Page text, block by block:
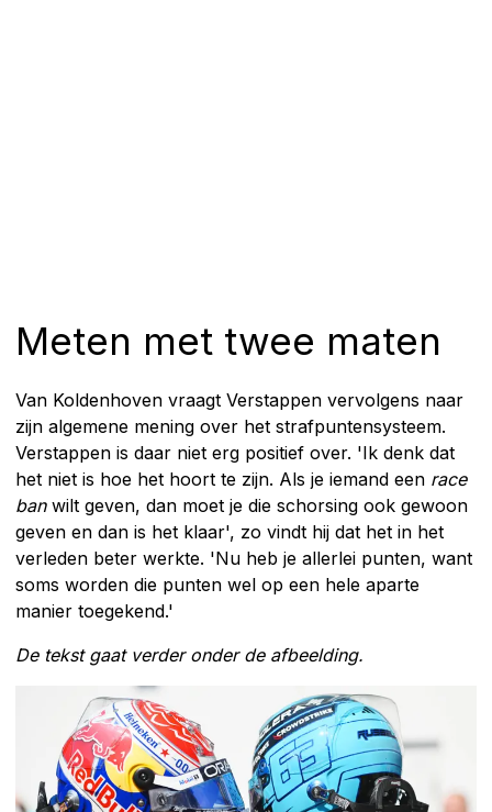
Meten met twee maten
Van Koldenhoven vraagt Verstappen vervolgens naar
zijn algemene mening over het strafpuntensysteem.
Verstappen is daar niet erg positief over. 'Ik denk dat
het niet is hoe het hoort te zijn. Als je iemand een race
banwilt geven, dan moet je die schorsing ook gewoon
geven en dan is het klaar', zo vindt hij dat het in het
verleden beter werkte. 'Nu heb je allerlei punten, want
soms worden die punten wel op een hele aparte
manier toegekend.'
De tekst gaat verder onder de afbeelding.